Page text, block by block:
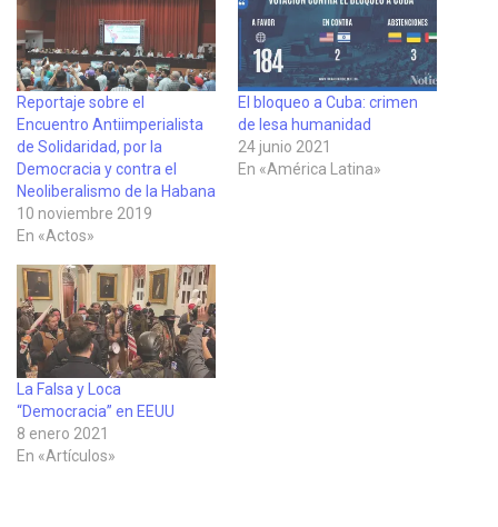
Reportaje sobre el
Encuentro Antiimperialista
de Solidaridad, por la
Democracia y contra el
Neoliberalismo de la Habana
10 noviembre 2019
En «Actos»
El bloqueo a Cuba: crimen
de lesa humanidad
24 junio 2021
En «América Latina»
La Falsa y Loca
“Democracia” en EEUU
8 enero 2021
En «Artículos»